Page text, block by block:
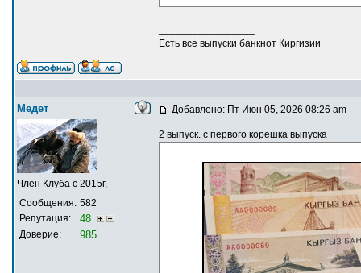
Есть все выпуски банкнот Киргизии
Медет
Член Клуба с 2015г,
Сообщения: 582
Репутация:
48
Доверие: 985
Добавлено: Пт Июн 05, 2026 08:26 am
2 выпуск. с первого корешка выпуска